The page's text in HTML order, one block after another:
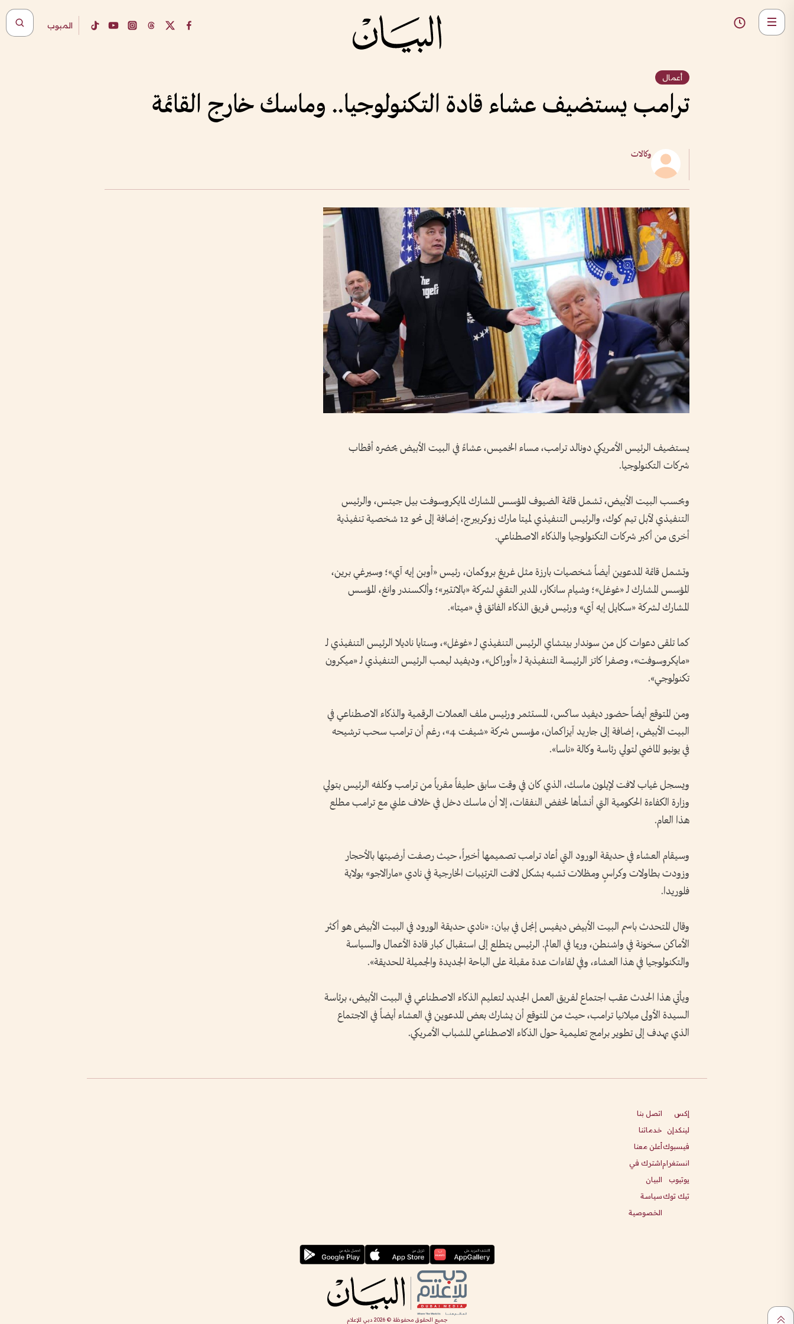
المبوب
أعمال
ترامب يستضيف عشاء قادة التكنولوجيا.. وماسك خارج القائمة
وكالات
يستضيف الرئيس الأمريكي دونالد ترامب، مساء الخميس، عشاءً في البيت الأبيض يحضره أقطاب
شركات التكنولوجيا.
وبحسب البيت الأبيض، تشمل قائمة الضيوف المؤسس المشارك لمايكروسوفت بيل جيتس، والرئيس
التنفيذي لآبل تيم كوك، والرئيس التنفيذي لميتا مارك زوكربيرج، إضافة إلى نحو 12 شخصية تنفيذية
أخرى من أكبر شركات التكنولوجيا والذكاء الاصطناعي.
وتشمل قائمة المدعوين أيضاً شخصيات بارزة مثل غريغ بروكمان، رئيس «أوبن إيه آي»؛ وسيرغي برين،
المؤسس المشارك لـ «غوغل»؛ وشيام سانكار، المدير التقني لشركة «بالانتير»؛ وألكسندر وانغ، المؤسس
المشارك لشركة «سكايل إيه آي» ورئيس فريق الذكاء الفائق في «ميتا».
كما تلقى دعوات كل من سوندار بيتشاي الرئيس التنفيذي لـ «غوغل»، وستايا ناديلا الرئيس التنفيذي لـ
«مايكروسوفت»، وصفرا كاتز الرئيسة التنفيذية لـ «أوراكل»، وديفيد ليمب الرئيس التنفيذي لـ «ميكرون
تكنولوجي».
ومن المتوقع أيضاً حضور ديفيد ساكس، المستثمر ورئيس ملف العملات الرقمية والذكاء الاصطناعي في
البيت الأبيض، إضافة إلى جاريد آيزاكمان، مؤسس شركة «شيفت 4»، رغم أن ترامب سحب ترشيحه
في يونيو الماضي لتولي رئاسة وكالة «ناسا».
ويسجل غياب لافت لإيلون ماسك، الذي كان في وقت سابق حليفاً مقرباً من ترامب وكلفه الرئيس بتولي
وزارة الكفاءة الحكومية التي أنشأها لخفض النفقات، إلا أن ماسك دخل في خلاف علني مع ترامب مطلع
هذا العام.
وسيقام العشاء في حديقة الورود التي أعاد ترامب تصميمها أخيراً، حيث رصفت أرضيتها بالأحجار
وزودت بطاولات وكراسٍ ومظلات تشبه بشكل لافت الترتيبات الخارجية في نادي «مارالاجو» بولاية
فلوريدا.
وقال المتحدث باسم البيت الأبيض ديفيس إنجل في بيان: «نادي حديقة الورود في البيت الأبيض هو أكثر
الأماكن سخونة في واشنطن، وربما في العالم. الرئيس يتطلع إلى استقبال كبار قادة الأعمال والسياسة
والتكنولوجيا في هذا العشاء، وفي لقاءات عدة مقبلة على الباحة الجديدة والجميلة للحديقة».
ويأتي هذا الحدث عقب اجتماع لفريق العمل الجديد لتعليم الذكاء الاصطناعي في البيت الأبيض، برئاسة
السيدة الأولى ميلانيا ترامب، حيث من المتوقع أن يشارك بعض المدعوين في العشاء أيضاً في الاجتماع
الذي يهدف إلى تطوير برامج تعليمية حول الذكاء الاصطناعي للشباب الأمريكي.
إكس
لينكدإن
فيسبوك
انستغرام
يوتيوب
تيك توك
اتصل بنا
خدماتنا
أعلن معنا
اشترك في
البيان
سياسة
الخصوصية
جميع الحقوق محفوظة ©2026 دبي للإعلام